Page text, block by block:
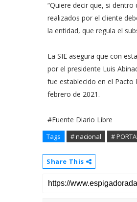
“Quiere decir que, si
realizados por el cliente
la entidad, que regula el
La SIE asegura que con
por el presidente Luis
fue establecido en el
febrero de 2021.
#Fuente Diario Libre
Tags # nacional #
Share This